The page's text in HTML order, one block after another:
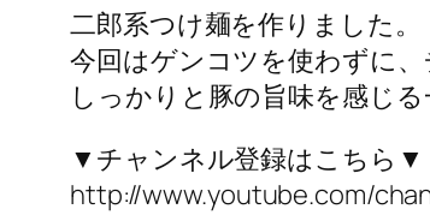
二郎系つけ麺を作りました。
今回はゲンコツを使わずに、
しっかりと豚の旨味を感じる
▼チャンネル登録はこちら▼
http://www.youtube.com/